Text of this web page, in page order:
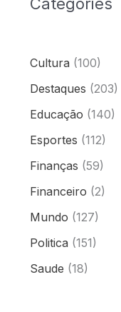
Categories
Cultura (100)
Destaques (203)
Educação (140)
Esportes (112)
Finanças (59)
Financeiro (2)
Mundo (127)
Politica (151)
Saude (18)